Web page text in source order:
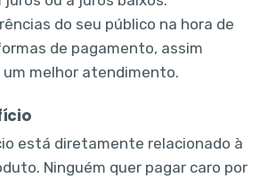
do seu público na hora de
de pagamento, assim
melhor atendimento.
está diretamente relacionado à
Ninguém quer pagar caro por